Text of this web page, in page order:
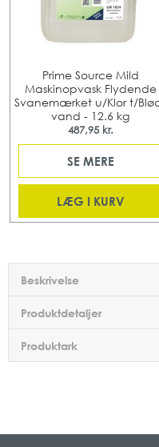
Prime Source Mild
Maskinopvask Flydende
Svanemærket u/Klor t/
vand - 12.6 kg
487,95 kr.
SE MERE
LÆG I KURV
Beskrivelse
Produktdetaljer
Produktark